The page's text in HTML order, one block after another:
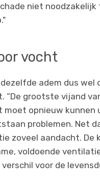
niet
vocht
dezelfde adem dus
“De grootste vijand
moet opnieuw kunnen
problemen. Net
zoveel aandacht. De
voldoende
voor de